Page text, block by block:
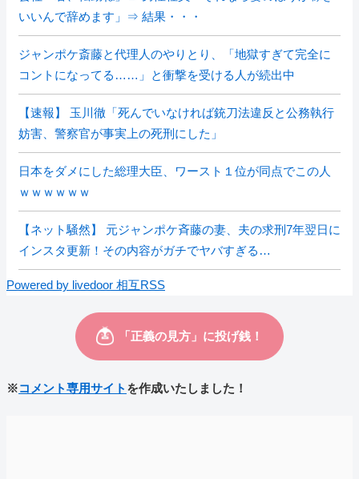
いいんで辞めます」⇒ 結果・・・
ジャンポケ斎藤と代理人のやりとり、「地獄すぎて完全に
コントになってる……」と衝撃を受ける人が続出中
【速報】 玉川徹「死んでいなければ銃刀法違反と公務執行
妨害、警察官が事実上の死刑にした」
日本をダメにした総理大臣、ワースト１位が同点でこの人
ｗｗｗｗｗｗ
【ネット騒然】 元ジャンポケ斉藤の妻、夫の求刑7年翌日に
インスタ更新！その内容がガチでヤバすぎる…
Powered by livedoor 相互RSS
※コメント専用サイト を作成いたしました！